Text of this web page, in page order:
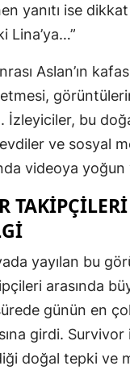
yanıtı ise
Lina’ya…”
Aslan’ın
İzleyiciler, bu
ve sosyal
videoya yoğun
yayılan bu
arasında
günün en
girdi. Survivor
doğal tepki ve